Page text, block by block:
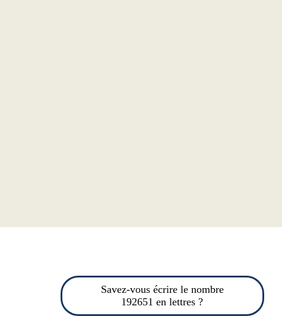
Savez-vous écrire le nombre
192651 en lettres ?